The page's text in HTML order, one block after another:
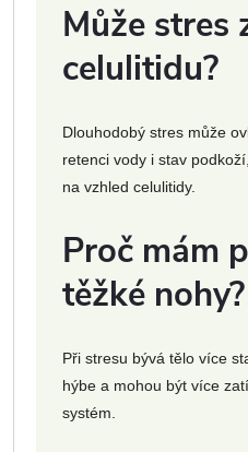
Může stres
celulitidu?
Dlouhodobý stres může
retenci vody i stav
na vzhled celulitidy.
Proč mám
těžké nohy?
Při stresu bývá tělo více
hýbe a mohou být více
systém.